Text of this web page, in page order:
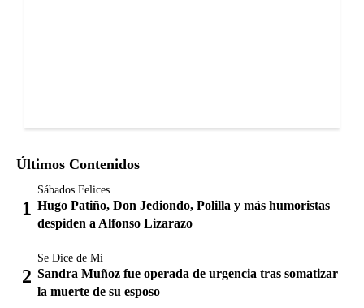
Últimos Contenidos
Sábados Felices
Hugo Patiño, Don Jediondo, Polilla y más humoristas
despiden a Alfonso Lizarazo
Se Dice de Mí
Sandra Muñoz fue operada de urgencia tras somatizar
la muerte de su esposo